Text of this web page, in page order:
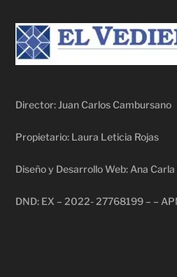
Director: Juan Carlos Cambursano
Propietario: Laura Leticia Rojas
Diseño y Desarrollo Web: Ana
DND: EX – 2022- 27768199 – –